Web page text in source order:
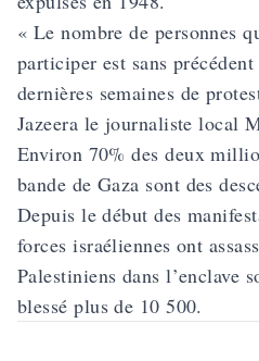
« Le nombre de personnes
participer est sans
dernières semaines de
Jazeera le journaliste local
Environ 70% des deux
bande de Gaza sont des
Depuis le début des
forces israéliennes ont
Palestiniens dans l’enclave
blessé plus de 10 500.